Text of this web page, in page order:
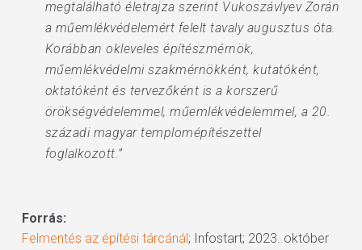
megtalálható életrajza szerint Vukoszávlyev Zorán
a műemlékvédelemért felelt tavaly augusztus óta.
Korábban okleveles építészmérnök,
műemlékvédelmi szakmérnökként, kutatóként,
oktatóként és tervezőként is a korszerű
örökségvédelemmel, műemlékvédelemmel, a 20.
századi magyar templomépítészettel
foglalkozott.”
Forrás:
Felmentés az építési tárcánál; Infostart; 2023. október